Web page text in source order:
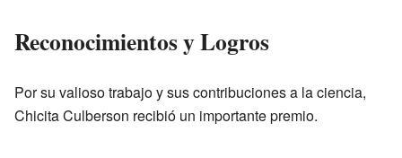
Reconocimientos y Logros
Por su valioso trabajo y sus contribuciones a la ciencia,
Chicita Culberson recibió un importante premio.